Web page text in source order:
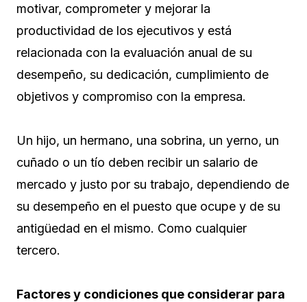
motivar, comprometer y mejorar la
productividad de los ejecutivos y está
relacionada con la evaluación anual de su
desempeño, su dedicación, cumplimiento de
objetivos y compromiso con la empresa.
Un hijo, un hermano, una sobrina, un yerno, un
cuñado o un tío deben recibir un salario de
mercado y justo por su trabajo, dependiendo de
su desempeño en el puesto que ocupe y de su
antigüedad en el mismo. Como cualquier
tercero.
Factores y condiciones que considerar para